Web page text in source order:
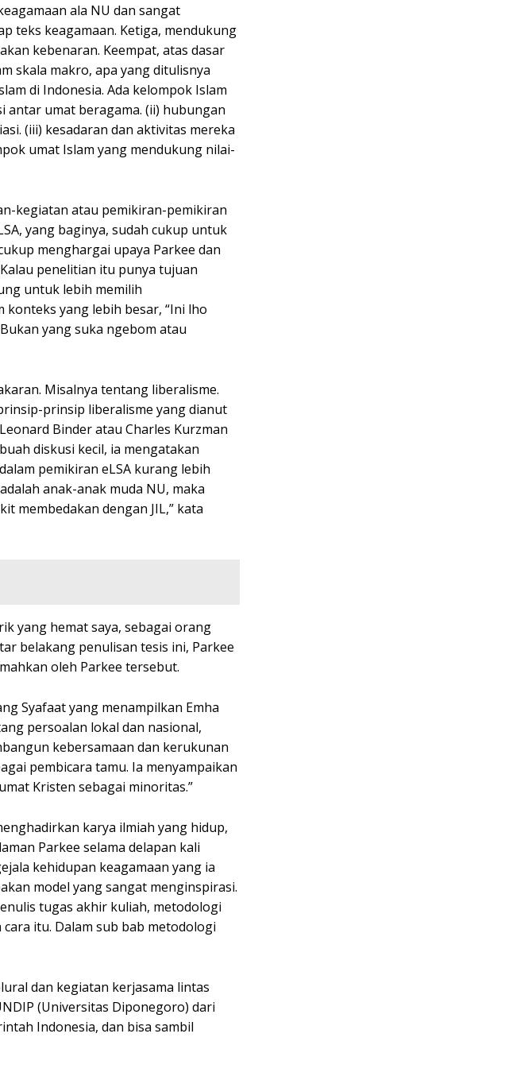
ala NU dan sangat
teks keagamaan. Ketiga, mendukung
kebenaran. Keempat, atas dasar
skala makro, apa yang ditulisnya
di Indonesia. Ada kelompok Islam
umat beragama. (ii) hubungan
(iii) kesadaran dan aktivitas mereka
umat Islam yang mendukung nilai-
kegiatan atau pemikiran-pemikiran
yang baginya, sudah cukup untuk
menghargai upaya Parkee dan
penelitian itu punya tujuan
untuk lebih memilih
konteks yang lebih besar, “Ini lho
yang suka ngebom atau
Misalnya tentang liberalisme.
prinsip liberalisme yang dianut
Binder atau Charles Kurzman
diskusi kecil, ia mengatakan
pemikiran eLSA kurang lebih
anak-anak muda NU, maka
membedakan dengan JIL,” kata
yang hemat saya, sebagai orang
belakang penulisan tesis ini, Parkee
oleh Parkee tersebut.
Syafaat yang menampilkan Emha
persoalan lokal dan nasional,
kebersamaan dan kerukunan
pembicara tamu. Ia menyampaikan
Kristen sebagai minoritas.”
karya ilmiah yang hidup,
Parkee selama delapan kali
kehidupan keagamaan yang ia
model yang sangat menginspirasi.
tugas akhir kuliah, metodologi
itu. Dalam sub bab metodologi
dan kegiatan kerjasama lintas
(Universitas Diponegoro) dari
Indonesia, dan bisa sambil